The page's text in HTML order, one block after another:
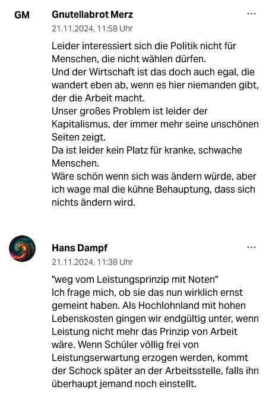
GM Gnutellabrot Merz
21.11.2024, 11:58 Uhr
Leider interessiert sich die Politik nicht für
Menschen, die nicht wählen dürfen.
Und der Wirtschaft ist das doch auch egal, die
wandert eben ab, wenn es hier niemanden gibt,
der die Arbeit macht.
Unser großes Problem ist leider der
Kapitalismus, der immer mehr seine unschönen
Seiten zeigt.
Da ist leider kein Platz für kranke, schwache
Menschen.
Wäre schön wenn sich was ändern würde, aber
ich wage mal die kühne Behauptung, dass sich
nichts ändern wird.
Hans Dampf
21.11.2024, 11:38 Uhr
"weg vom Leistungsprinzip mit Noten"
Ich frage mich, ob sie das nun wirklich ernst
gemeint haben. Als Hochlohnland mit hohen
Lebenskosten gingen wir endgültig unter, wenn
Leistung nicht mehr das Prinzip von Arbeit
wäre. Wenn Schüler völlig frei von
Leistungserwartung erzogen werden, kommt
der Schock später an der Arbeitsstelle, falls ihn
überhaupt jemand noch einstellt.